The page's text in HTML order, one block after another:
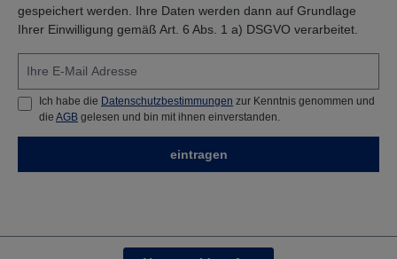
gespeichert werden. Ihre Daten werden dann auf Grundlage
Ihrer Einwilligung gemäß Art. 6 Abs. 1 a) DSGVO verarbeitet.
Ich habe die Datenschutzbestimmungen zur Kenntnis genommen und
die AGB gelesen und bin mit ihnen einverstanden.
eintragen